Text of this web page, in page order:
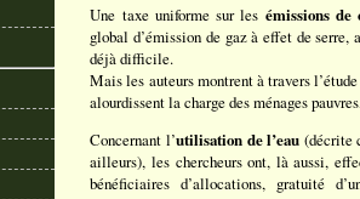
Une taxe uniforme sur les émissions de
global d’émission de gaz à effet de serre,
déjà difficile.
Mais les auteurs montrent à travers
alourdissent la charge des ménages
Concernant l’utilisation de l’eau (décrite
ailleurs), les chercheurs ont, là aussi,
bénéficiaires d’allocations, gratuité